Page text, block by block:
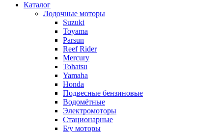
Каталог
Лодочные моторы
Suzuki
Toyama
Parsun
Reef Rider
Mercury
Tohatsu
Yamaha
Honda
Подвесные бензиновые
Водомётные
Электромоторы
Стационарные
Б/у моторы